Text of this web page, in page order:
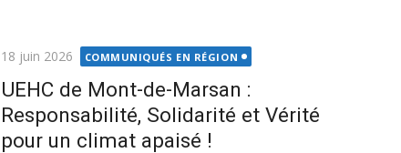
Publié
18 juin 2026 COMMUNIQUÉS EN RÉGION
UEHC de Mont-de-Marsan :
Responsabilité, Solidarité et Vérité
pour un climat apaisé !